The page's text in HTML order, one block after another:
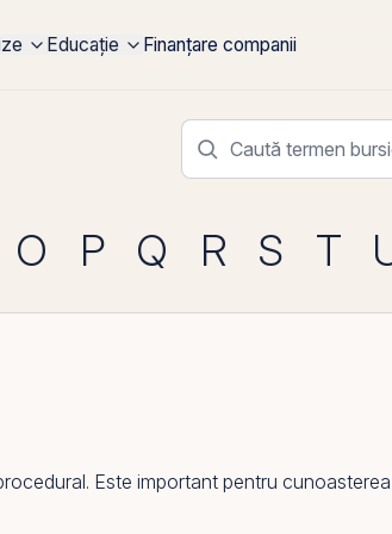
Educație Finanțare companii
O P Q R S T
Este important pentru